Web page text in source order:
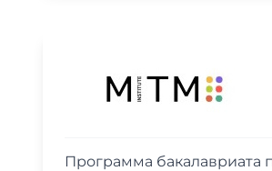
Программа бакалавриата